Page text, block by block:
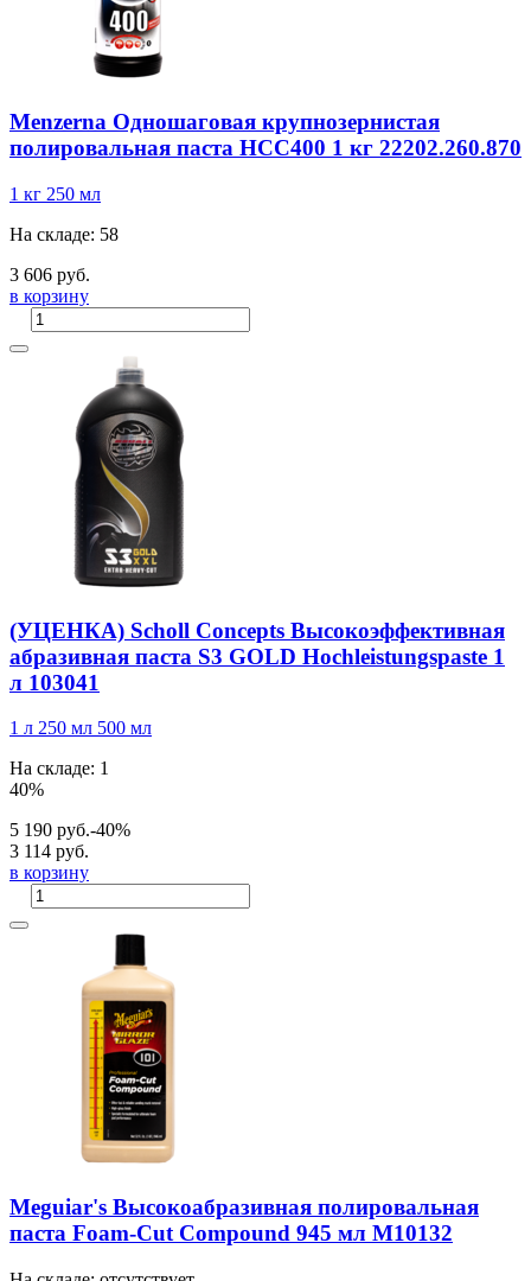
Menzerna Одношаговая крупнозернистая
полировальная паста HCC400 1 кг 22202.260.870
1 кг 250 мл
На складе: 58
3 606 руб.
в корзину
(УЦЕНКА) Scholl Concepts Высокоэффективная
абразивная паста S3 GOLD Hochleistungspaste 1
л 103041
1 л 250 мл 500 мл
На складе: 1
40%
5 190 руб.-40%
3 114 руб.
в корзину
Meguiar's Высокоабразивная полировальная
паста Foam-Cut Compound 945 мл M10132